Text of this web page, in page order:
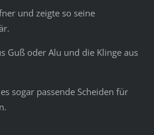
und zeigte so seine
Guß oder Alu und die Klinge aus
sogar passende Scheiden für